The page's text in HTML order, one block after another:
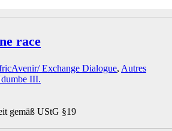
race
Exchange Dialogue, Autres
III.
gemäß UStG §19